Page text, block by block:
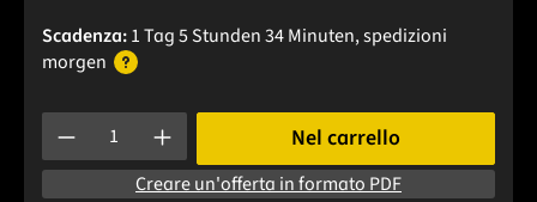
Scadenza:1 Tag 5 Stunden 34 Minuten, spedizioni
morgen
Quantità del prodotto: inserisci la quantità desiderata o
Nel carrello
Creare un'offerta in formato PDF